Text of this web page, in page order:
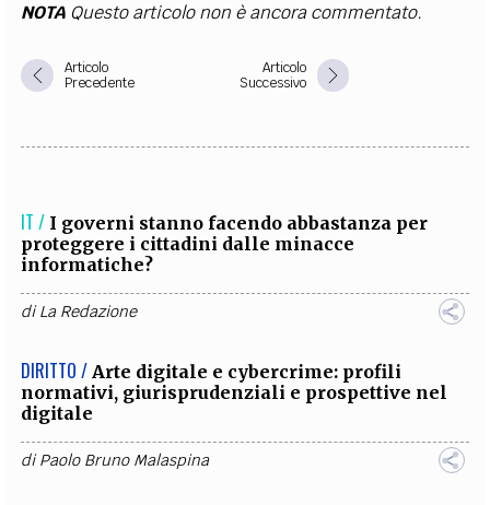
NOTA Questo articolo non è ancora commentato.
Articolo
Precedente
Articolo
Successivo
IT / I governi stanno facendo abbastanza per
proteggere i cittadini dalle minacce
informatiche?
diLa Redazione
DIRITTO / Arte digitale e cybercrime: profili
normativi, giurisprudenziali e prospettive nel
digitale
diPaolo Bruno Malaspina